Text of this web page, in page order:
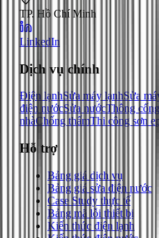
TP. Hồ Chí Minh
LinkedIn
Dịch vụ chính
Điện lạnhSửa máy lạnhSửa
điện nướcSửa nướcThông
nhàChống thấmThi công sơn
Hỗ trợ
Bảng giá dịch vụ
Bảng giá sửa điện nước
Case Study thực tế
Bảng mã lỗi thiết bị
Kiến thức điện lạnh